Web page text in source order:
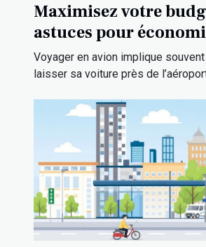
Maximisez votre
astuces pour
stationnant près de
Voyager en avion implique
laisser sa voiture près de